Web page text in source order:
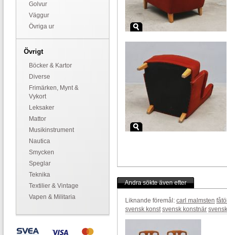
Golvur
Väggur
Övriga ur
Övrigt
Böcker & Kartor
Diverse
Frimärken, Mynt &
Vykort
Leksaker
Mattor
Musikinstrument
Nautica
Smycken
Speglar
Teknika
Textilier & Vintage
Vapen & Militaria
Andra sökte även efter
Liknande föremål: carl malmsten
svensk konst svensk konstnär